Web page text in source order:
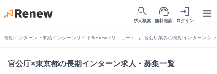
search
求人検索
support_agent
無料相談
login
ログイン
長期インターン・有給インターンサイトRenew（リニュー） chevron_right 官公庁業界の長期インターンシ
官公庁×東京都の長期インターン求人・募集一覧